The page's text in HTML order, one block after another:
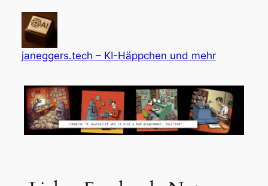
springen
janeggers.tech – KI-Häppchen und mehr